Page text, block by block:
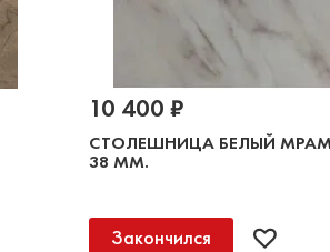
СТОЛЕШНИЦА БЕЛЫЙ
38 ММ.
10 400 ₽
Закончился